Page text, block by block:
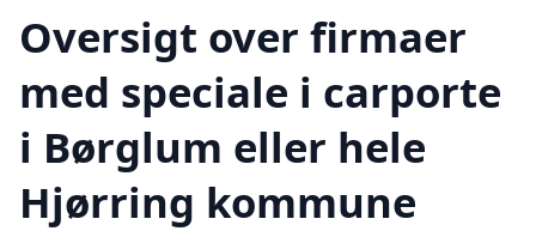
Oversigt over firmaer
med speciale i carporte
i Børglum eller hele
Hjørring kommune